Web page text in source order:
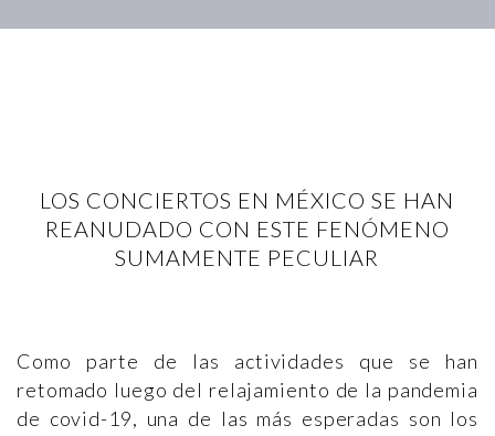
LOS CONCIERTOS EN MÉXICO SE HAN
REANUDADO CON ESTE FENÓMENO
SUMAMENTE PECULIAR
Como parte de las actividades que se han
retomado luego del relajamiento de la pandemia
de covid-19, una de las más esperadas son los